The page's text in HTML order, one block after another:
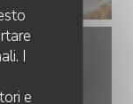
I
e